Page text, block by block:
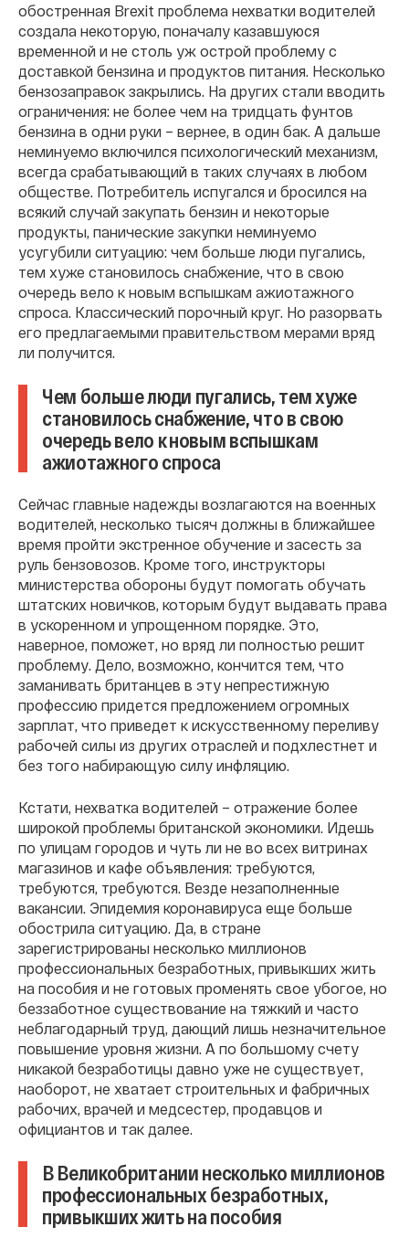
обостренная Brexit проблема нехватки водителей
создала некоторую, поначалу казавшуюся
временной и не столь уж острой проблему с
доставкой бензина и продуктов питания. Несколько
бензозаправок закрылись. На других стали вводить
ограничения: не более чем на тридцать фунтов
бензина в одни руки – вернее, в один бак. А дальше
неминуемо включился психологический механизм,
всегда срабатывающий в таких случаях в любом
обществе. Потребитель испугался и бросился на
всякий случай закупать бензин и некоторые
продукты, панические закупки неминуемо
усугубили ситуацию: чем больше люди пугались,
тем хуже становилось снабжение, что в свою
очередь вело к новым вспышкам ажиотажного
спроса. Классический порочный круг. Но разорвать
его предлагаемыми правительством мерами вряд
ли получится.
Чем больше люди пугались, тем хуже
становилось снабжение, что в свою
очередь вело к новым вспышкам
ажиотажного спроса
Сейчас главные надежды возлагаются на военных
водителей, несколько тысяч должны в ближайшее
время пройти экстренное обучение и засесть за
руль бензовозов. Кроме того, инструкторы
министерства обороны будут помогать обучать
штатских новичков, которым будут выдавать права
в ускоренном и упрощенном порядке. Это,
наверное, поможет, но вряд ли полностью решит
проблему. Дело, возможно, кончится тем, что
заманивать британцев в эту непрестижную
профессию придется предложением огромных
зарплат, что приведет к искусственному переливу
рабочей силы из других отраслей и подхлестнет и
без того набирающую силу инфляцию.
Кстати, нехватка водителей – отражение более
широкой проблемы британской экономики. Идешь
по улицам городов и чуть ли не во всех витринах
магазинов и кафе объявления: требуются,
требуются, требуются. Везде незаполненные
вакансии. Эпидемия коронавируса еще больше
обострила ситуацию. Да, в стране
зарегистрированы несколько миллионов
профессиональных безработных, привыкших жить
на пособия и не готовых променять свое убогое, но
беззаботное существование на тяжкий и часто
неблагодарный труд, дающий лишь незначительное
повышение уровня жизни. А по большому счету
никакой безработицы давно уже не существует,
наоборот, не хватает строительных и фабричных
рабочих, врачей и медсестер, продавцов и
официантов и так далее.
В Великобритании несколько миллионов
профессиональных безработных,
привыкших жить на пособия